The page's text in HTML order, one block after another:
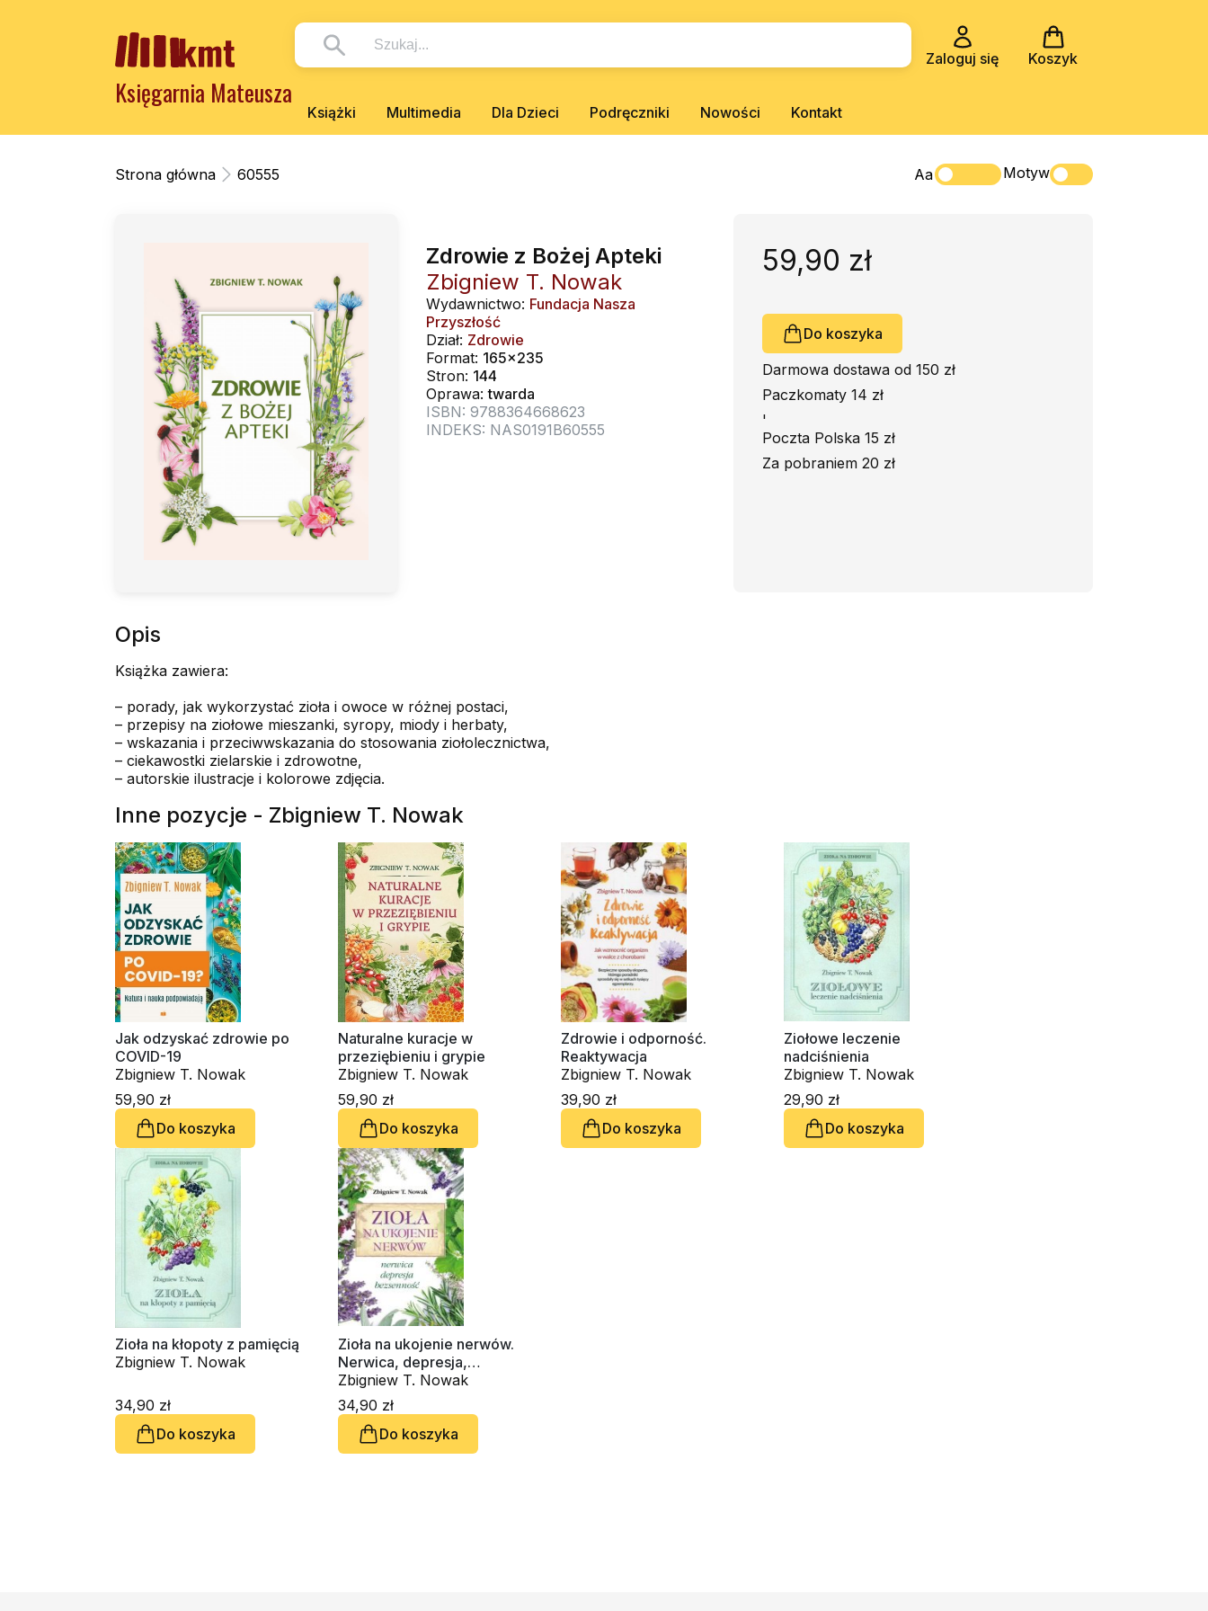
Zaloguj się Koszyk
Księgarnia Mateusza
Książki Multimedia Dla Dzieci Podręczniki Nowości Kontakt
Strona główna 60555 Aa Motyw
Zdrowie z Bożej Apteki
Zbigniew T. Nowak
Wydawnictwo: Fundacja Nasza
Przyszłość
Dział: Zdrowie
Format: 165x235
Stron: 144
Oprawa:twarda
ISBN: 9788364668623
INDEKS: NAS0191B60555
59,90 zł
Do koszyka
Darmowa dostawa od 150 zł
Paczkomaty 14 zł
'
Poczta Polska 15 zł
Za pobraniem 20 zł
Opis
Książka zawiera:
– porady, jak wykorzystać zioła i owoce w różnej postaci,
– przepisy na ziołowe mieszanki, syropy, miody i herbaty,
– wskazania i przeciwwskazania do stosowania ziołolecznictwa,
– ciekawostki zielarskie i zdrowotne,
– autorskie ilustracje i kolorowe zdjęcia.
Inne pozycje - Zbigniew T. Nowak
Jak odzyskać zdrowie po
COVID-19
Zbigniew T. Nowak
59,90 zł
Do koszyka
Naturalne kuracje w
przeziębieniu i grypie
Zbigniew T. Nowak
59,90 zł
Do koszyka
Zdrowie i odporność.
Reaktywacja
Zbigniew T. Nowak
39,90 zł
Do koszyka
Ziołowe leczenie
nadciśnienia
Zbigniew T. Nowak
29,90 zł
Do koszyka
Zioła na kłopoty z pamięcią
Zbigniew T. Nowak
34,90 zł
Do koszyka
Zioła na ukojenie nerwów.
Nerwica, depresja,
bezsenność
Zbigniew T. Nowak
34,90 zł
Do koszyka